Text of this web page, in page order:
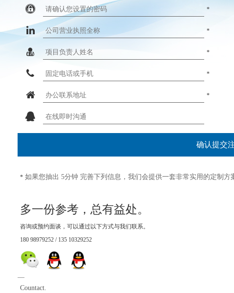
*
*
*
*
*
* 如果您抽出 5分钟 完善下列信息，我们会提供一套非常实用的定制方
2、我有几个参考网站，需要定制官网设计风格；
多一份参考，总有益处。
咨询或预约面谈，可以通过以下方式与我们联系。
180 98979252 / 135 10329252
—
Countact.